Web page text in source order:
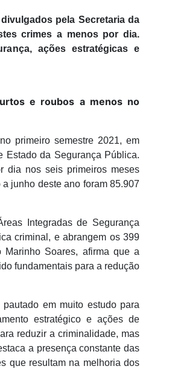
pela Secretaria da
crimes a menos por dia.
ações estratégicas e
e roubos a menos no
primeiro semestre 2021, em
Estado da Segurança Pública.
dia nos seis primeiros meses
junho deste ano foram 85.907
Integradas de Segurança
criminal, e abrangem os 399
Marinho Soares, afirma que a
fundamentais para a redução
em muito estudo para
estratégico e ações de
reduzir a criminalidade, mas
a presença constante das
que resultam na melhoria dos